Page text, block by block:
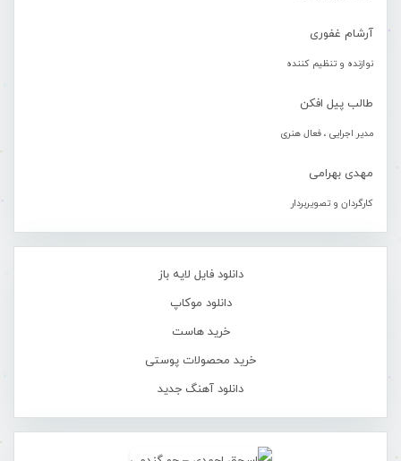
آرشام غفوری
نوازنده و تنظیم کننده
طالب پیل افکن
مدیر اجرایی ، فعال هنری
مهدی بهرامی
کارگردان و تصویربردار
دانلود فایل لایه باز
دانلود موکاپ
خرید هاست
خرید محصولات پوستی
دانلود آهنگ جدید